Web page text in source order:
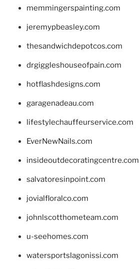
memmingerspainting.com
jeremypbeasley.com
thesandwichdepotcos.com
drgiggleshouseofpain.com
hotflashdesigns.com
garagenadeau.com
lifestylechauffeurservice.com
EverNewNails.com
insideoutdecoratingcentre.com
salvatoresinpoint.com
jovialfloralco.com
johnlscotthometeam.com
u-seehomes.com
watersportslagonissi.com